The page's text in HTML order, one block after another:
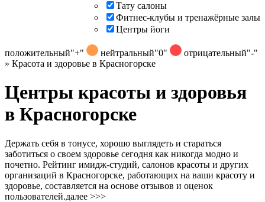
Тату салоны
Фитнес-клубы и тренажёрные залы
Центры йоги
положительный"+" нейтральный"0" отрицательный"-"
» Красота и здоровье в Красногорске
Центры красоты и здоровья
в Красногорске
Держать себя в тонусе, хорошо выглядеть и стараться
заботиться о своем здоровье сегодня как никогда модно и
почетно. Рейтинг имидж-студий, салонов красоты и других
организаций в Красногорске, работающих на ваши красоту и
здоровье, составляется на основе отзывов и оценок
пользователей.далее >>>